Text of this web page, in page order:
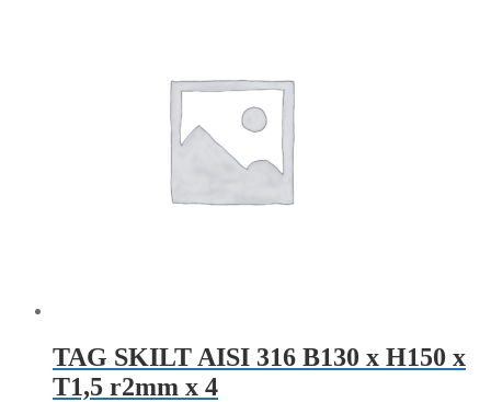
TAG SKILT AISI 316 B130 x H150 x
T1,5 r2mm x 4